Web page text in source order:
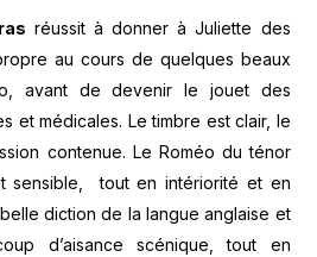
réussit à donner à Juliette des
au cours de quelques beaux
avant de devenir le jouet des
et médicales. Le timbre est clair, le
contenue. Le Roméo du ténor
sensible, tout en intériorité et en
diction de la langue anglaise et
d’aisance scénique, tout en